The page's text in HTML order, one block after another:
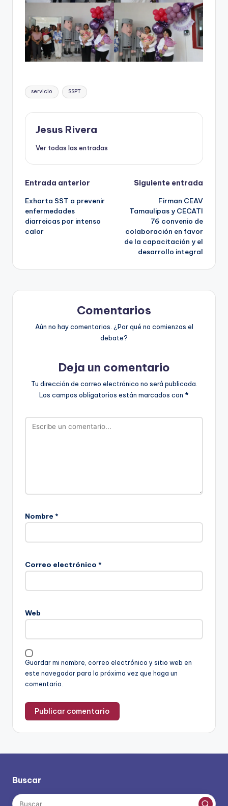
Etiquetas:
servicio SSPT
Jesus Rivera
Ver todas las entradas
Navegación
de
entradas
Entrada anterior
Exhorta SST a prevenir
enfermedades
diarreicas por intenso
calor
Siguiente entrada
Firman CEAV
Tamaulipas y CECATI
76 convenio de
colaboración en favor
de la capacitación y el
desarrollo integral
Comentarios
Aún no hay comentarios. ¿Por qué no comienzas el
debate?
Deja un comentario
Tu dirección de correo electrónico no será publicada.
Los campos obligatorios están marcados con *
Nombre *
Correo electrónico *
Web
Guardar mi nombre, correo electrónico y sitio web en
este navegador para la próxima vez que haga un
comentario.
Buscar